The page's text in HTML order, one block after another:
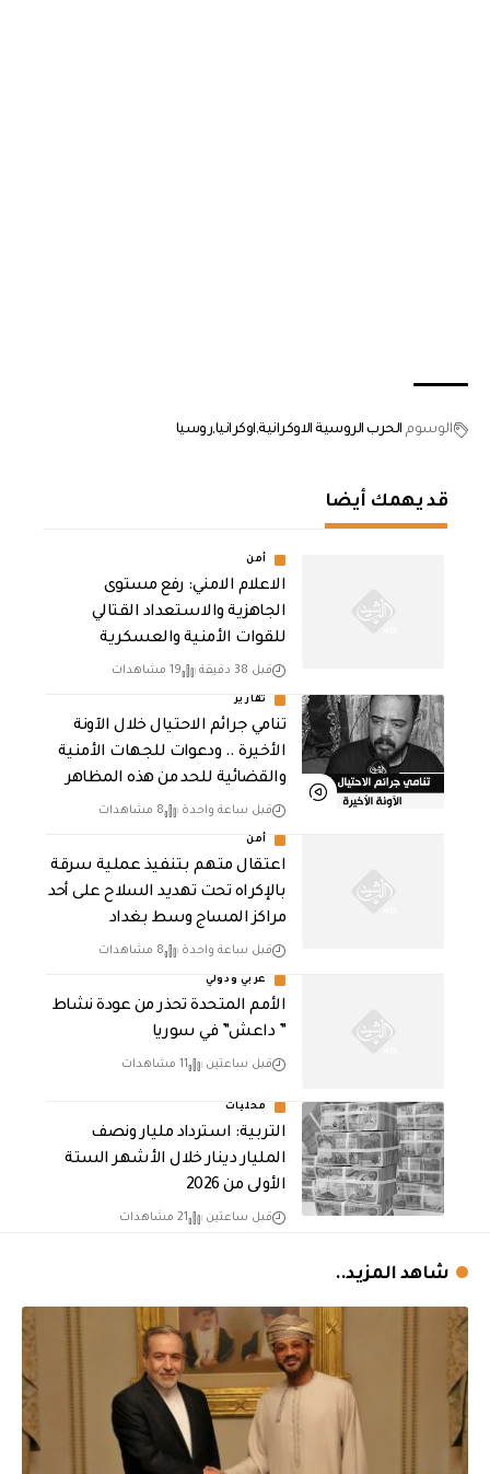
الوسوم الحرب الروسية الاوكرانية اوكرانياروسيا
قد يهمك أيضا
أمن
الاعلام الامني: رفع مستوى
الجاهزية والاستعداد القتالي
للقوات الأمنية والعسكرية
قبل 38 دقيقة 19 مشاهدات
تقارير
تنامي جرائم الاحتيال خلال الآونة
الأخيرة .. ودعوات للجهات الأمنية
والقضائية للحد من هذه المظاهر
قبل ساعة واحدة 8 مشاهدات
أمن
اعتقال متهم بتنفيذ عملية سرقة
بالإكراه تحت تهديد السلاح على أحد
مراكز المساج وسط بغداد
قبل ساعة واحدة 8 مشاهدات
عربي ودولي
الأمم المتحدة تحذر من عودة نشاط
” داعش” في سوريا
قبل ساعتين 11 مشاهدات
محليات
التربية: استرداد مليار ونصف
المليار دينار خلال الأشهر الستة
الأولى من 2026
قبل ساعتين 21 مشاهدات
شاهد المزيد..